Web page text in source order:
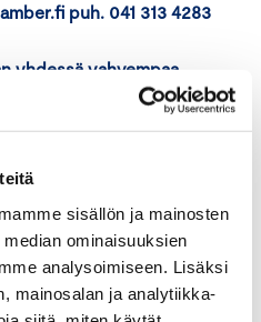
sisällön ja mainosten
ominaisuuksien
analysoimiseen. Lisäksi
mainosalan ja analytiikka-
puh. 041 313 4283
yhdessä vahvempaa
kärjessä!
kollegoidesi kanssa?
minimi 3 osallistujaa.